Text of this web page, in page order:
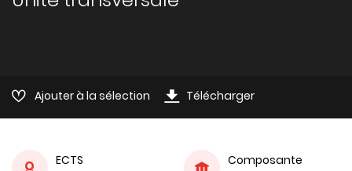
Ajouter à la sélection Télécharger
ECTS
Composante